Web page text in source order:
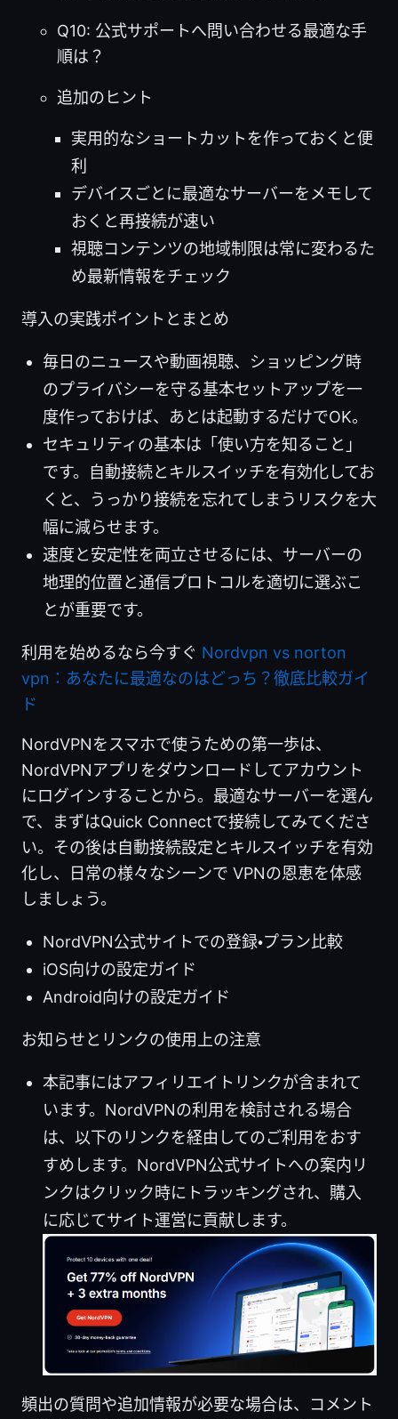
Q10: 公式サポートへ問い合わせる最適な手
順は？
追加のヒント
実用的なショートカットを作っておくと便
利
デバイスごとに最適なサーバーをメモして
おくと再接続が速い
視聴コンテンツの地域制限は常に変わるた
め最新情報をチェック
導入の実践ポイントとまとめ
毎日のニュースや動画視聴、ショッピング時
のプライバシーを守る基本セットアップを一
度作っておけば、あとは起動するだけでOK。
セキュリティの基本は「使い方を知ること」
です。自動接続とキルスイッチを有効化してお
くと、うっかり接続を忘れてしまうリスクを大
幅に減らせます。
速度と安定性を両立させるには、サーバーの
地理的位置と通信プロトコルを適切に選ぶこ
とが重要です。
利用を始めるなら今すぐ Nordvpn vs norton
vpn：あなたに最適なのはどっち？徹底比較ガイ
ド
NordVPNをスマホで使うための第一歩は、
NordVPNアプリをダウンロードしてアカウント
にログインすることから。最適なサーバーを選ん
で、まずはQuick Connectで接続してみてくださ
い。その後は自動接続設定とキルスイッチを有効
化し、日常の様々なシーンで VPNの恩恵を体感
しましょう。
NordVPN公式サイトでの登録・プラン比較
iOS向けの設定ガイド
Android向けの設定ガイド
お知らせとリンクの使用上の注意
本記事にはアフィリエイトリンクが含まれて
います。NordVPNの利用を検討される場合
は、以下のリンクを経由してのご利用をおす
すめします。NordVPN公式サイトへの案内リ
ンクはクリック時にトラッキングされ、購入
に応じてサイト運営に貢献します。
頻出の質問や追加情報が必要な場合は、コメント